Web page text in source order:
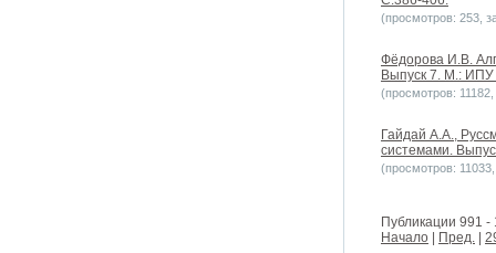
(просмотров: 253,
Фёдорова И.В.
Выпуск 7. М.:
(просмотров:
Гайдай А.А.,
системами.
(просмотров:
Публикации 991 -
Начало
Пред.